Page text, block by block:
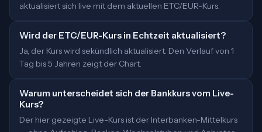
aktualisiert sich live mit dem aktuellen ETC/EUR-Kurs.
Wird der ETC/EUR-Kurs in Echtzeit aktualisiert?
Ja, der Kurs wird sekündlich aktualisiert. Den Verlauf von 1
Tag bis 5 Jahren zeigt der Chart.
Warum unterscheidet sich der Bankkurs vom Live-
Kurs?
Der hier gezeigte Live-Kurs ist der Interbanken-Mittelkurs